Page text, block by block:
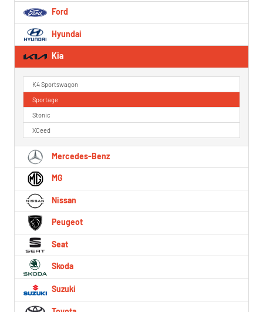
Ford
Hyundai
Kia
K4 Sportswagon
Sportage
Stonic
XCeed
Mercedes-Benz
MG
Nissan
Peugeot
Seat
Skoda
Suzuki